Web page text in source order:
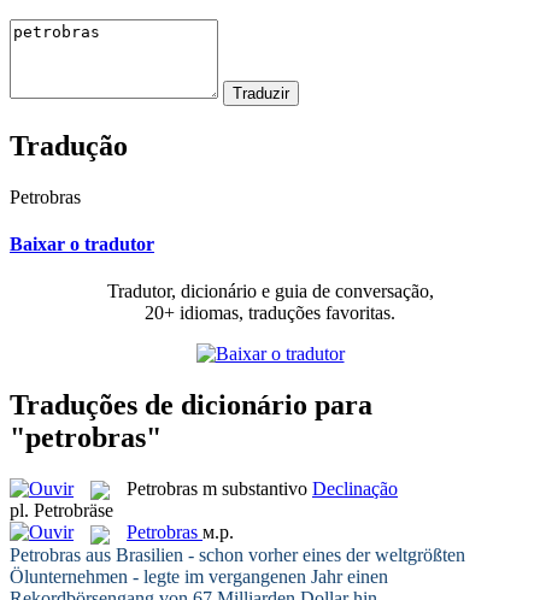
Tradução
Petrobras
Baixar o tradutor
Tradutor, dicionário e guia de conversação,
20+ idiomas, traduções favoritas.
Traduções de dicionário para
"petrobras"
Petrobras m substantivo Declinação
pl. Petrobräse
Petrobras м.р.
Petrobras aus Brasilien - schon vorher eines der weltgrößten
Ölunternehmen - legte im vergangenen Jahr einen